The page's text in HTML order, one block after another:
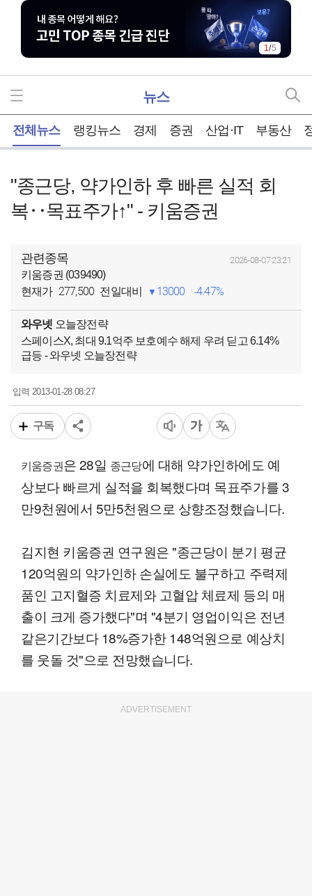
1/5
뉴스
전체뉴스 랭킹뉴스 경제 증권 산업·IT 부동산
"종근당, 약가인하 후 빠른 실적 회
복‥목표주가↑" - 키움증권
관련종목 2026-08-07 23:21
키움증권 (039490)
현재가 277,500 전일대비 13000 4.47%
와우넷 오늘장전략
스페이스X, 최대 9.1억주 보호예수 해제 우려 딛고 6.14%
급등 - 와우넷 오늘장전략
입력2013-01-28 08:27
구독
키움증권은 28일 종근당에 대해 약가인하에도 예
상보다 빠르게 실적을 회복했다며 목표주가를 3
만9천원에서 5만5천원으로 상향조정했습니다.
김지현 키움증권 연구원은 "종근당이 분기 평균
120억원의 약가인하 손실에도 불구하고 주력제
품인 고지혈증 치료제와 고혈압 체료제 등의 매
출이 크게 증가했다"며 "4분기 영업이익은 전년
같은기간보다 18%증가한 148억원으로 예상치
를 웃돌 것"으로 전망했습니다.
ADVERTISEMENT